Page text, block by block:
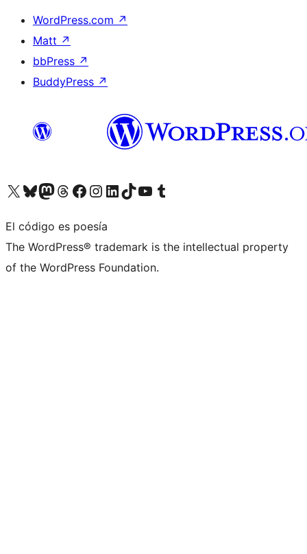
WordPress.com ↗
Matt ↗
bbPress ↗
BuddyPress ↗
Visita nuestra cuenta de X (anteriormente Twitter)
Visita nuestra cuenta de Bluesky
Visita nuestra cuenta de Mastodon
Visita nuestra cuenta de Threads
Visita nuestra página de Facebook
Visita nuestra cuenta de Instagram
Visita nuestra cuenta de LinkedIn
Visita nuestra cuenta de TikTok
Visita nuestro canal de YouTube
Visita nuestra cuenta de Tumblr
El código es poesía
The WordPress® trademark is the intellectual property
of the WordPress Foundation.